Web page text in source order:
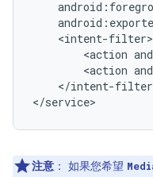
<action
<action
</intent-
注意 ： 如果您希望